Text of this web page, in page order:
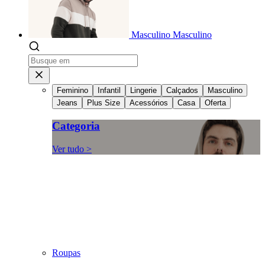
Masculino Masculino
Feminino Infantil Lingerie Calçados
Masculino
Jeans
Plus Size Acessórios Casa Oferta
Categoria
Ver tudo >
Roupas